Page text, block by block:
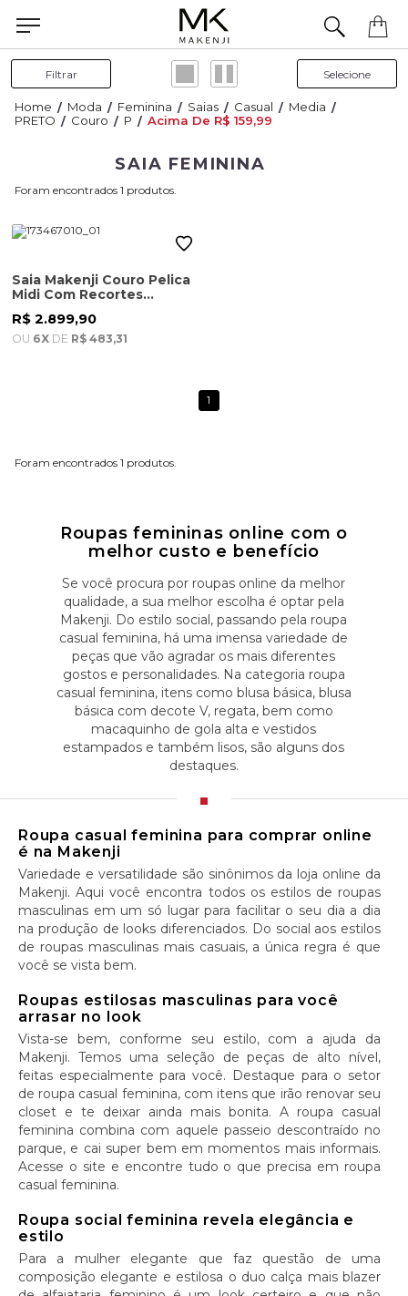
Filtrar
Moda Feminina Saias Casual
Media
PRETO
Couro P Acima De R$ 159,99
SAIA FEMININA
1
Saia Makenji Couro Pelica
Midi Com Recortes
Feminina Preta
R$ 2.899,90
OU 6X DE R$ 483,31
1
1
Roupas femininas online com o
melhor custo e benefício
Se você procura por roupas online da melhor
qualidade, a sua melhor escolha é optar pela
Makenji. Do estilo social, passando pela roupa
casual feminina, há uma imensa variedade de
peças que vão agradar os mais diferentes
gostos e personalidades. Na categoria roupa
casual feminina, itens como blusa básica, blusa
básica com decote V, regata, bem como
macaquinho de gola alta e vestidos
estampados e também lisos, são alguns dos
destaques.
Roupa casual feminina para comprar online
é na Makenji
Variedade e versatilidade são sinônimos da loja online da
Makenji. Aqui você encontra todos os estilos de roupas
masculinas em um só lugar para facilitar o seu dia a dia
na produção de looks diferenciados. Do social aos estilos
de roupas masculinas mais casuais, a única regra é que
você se vista bem.
Roupas estilosas masculinas para você
arrasar no look
Vista-se bem, conforme seu estilo, com a ajuda da
Makenji. Temos uma seleção de peças de alto nível,
feitas especialmente para você. Destaque para o setor
de roupa casual feminina, com itens que irão renovar seu
closet e te deixar ainda mais bonita. A roupa casual
feminina combina com aquele passeio descontraído no
parque, e cai super bem em momentos mais informais.
Acesse o site e encontre tudo o que precisa em roupa
casual feminina.
Roupa social feminina revela elegância e
estilo
Para a mulher elegante que faz questão de uma
composição elegante e estilosa o duo calça mais blazer